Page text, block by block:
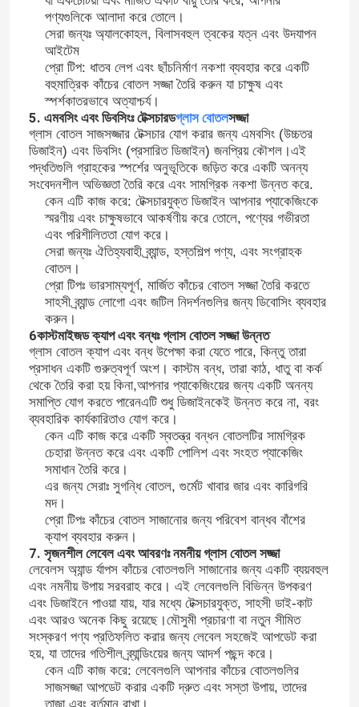
বাড়ি
পণ্য
আমাদের সম্পর্কে
কারখানা ভ্রমণ
মান নিয়ন্ত্রণ
আমাদের সাথে যোগাযোগ করুন
উদ্ধৃতির জন্য আবেদন
কাচের বোতল
গ্লাসের জার
পণ্যগুলিকে আলাদা করে তোলে।
সেরা জন্যঃ অ্যালকোহল, বিলাসবহুল ত্বকের যত্ন এবং উদযাপন
আইটেম
প্রো টিপ: ধাতব লেপ এবং ছাঁচনির্মাণ নকশা ব্যবহার করে একটি
বহুমাত্রিক কাঁচের বোতল সজ্জা তৈরি করুন যা চাক্ষুষ এবং
স্পর্শকাতরভাবে অত্যাশ্চর্য।
5. এমবসিং এবং ডিবসিংঃ টেক্সচারডগ্লাস বোতলসজ্জা
গ্লাস বোতল সাজসজ্জার টেক্সচার যোগ করার জন্য এমবসিং (উচ্চতর
ডিজাইন) এবং ডিবসিং (প্রসারিত ডিজাইন) জনপ্রিয় কৌশল।এই
পদ্ধতিগুলি গ্রাহকের স্পর্শের অনুভূতিকে জড়িত করে একটি অনন্য
সংবেদনশীল অভিজ্ঞতা তৈরি করে এবং সামগ্রিক নকশা উন্নত করে.
কেন এটি কাজ করে: টেক্সচারযুক্ত ডিজাইন আপনার প্যাকেজিংকে
স্মরণীয় এবং চাক্ষুষভাবে আকর্ষণীয় করে তোলে, পণ্যের গভীরতা
এবং পরিশীলিততা যোগ করে।
সেরা জন্যঃ ঐতিহ্যবাহী ব্র্যান্ড, হস্তশিল্প পণ্য, এবং সংগ্রাহক
বোতল।
প্রো টিপঃ ভারসাম্যপূর্ণ, মার্জিত কাঁচের বোতল সজ্জা তৈরি করতে
সাহসী ব্র্যান্ড লোগো এবং জটিল নিদর্শনগুলির জন্য ডিবোসিং ব্যবহার
করুন।
6কাস্টমাইজড ক্যাপ এবং বন্ধঃ গ্লাস বোতল সজ্জা উন্নত
গ্লাস বোতল ক্যাপ এবং বন্ধ উপেক্ষা করা যেতে পারে, কিন্তু তারা
প্রসাধন একটি গুরুত্বপূর্ণ অংশ। কাস্টম বন্ধ, তারা কাঠ, ধাতু বা কর্ক
থেকে তৈরি করা হয় কিনা,আপনার প্যাকেজিংয়ের জন্য একটি অনন্য
সমাপ্তি যোগ করতে পারেনএটি শুধু ডিজাইনকেই উন্নত করে না, বরং
ব্যবহারিক কার্যকারিতাও যোগ করে।
কেন এটি কাজ করে একটি স্বতন্ত্র বন্ধন বোতলটির সামগ্রিক
চেহারা উন্নত করে এবং একটি পোলিশ এবং সংহত প্যাকেজিং
সমাধান তৈরি করে।
এর জন্য সেরাঃ সুগন্ধি বোতল, গুর্মেট খাবার জার এবং কারিগরি
মদ।
প্রো টিপঃ কাঁচের বোতল সাজানোর জন্য পরিবেশ বান্ধব বাঁশের
ক্যাপ ব্যবহার করুন।
7. সৃজনশীল লেবেল এবং আবরণঃ নমনীয় গ্লাস বোতল সজ্জা
লেবেলস অ্যান্ড র্যাপস কাঁচের বোতলগুলি সাজানোর জন্য একটি ব্যয়বহুল
এবং নমনীয় উপায় সরবরাহ করে। এই লেবেলগুলি বিভিন্ন উপকরণ
এবং ডিজাইনে পাওয়া যায়, যার মধ্যে টেক্সচারযুক্ত, সাহসী ডাই-কাট
এবং আরও অনেক কিছু রয়েছে।মৌসুমী প্রচারণা বা নতুন সীমিত
সংস্করণ পণ্য প্রতিফলিত করার জন্য লেবেল সহজেই আপডেট করা
হয়, যা তাদের গতিশীল ব্র্যান্ডিংয়ের জন্য আদর্শ পছন্দ করে।
কেন এটি কাজ করে: লেবেলগুলি আপনার কাঁচের বোতলগুলির
সাজসজ্জা আপডেট করার একটি দ্রুত এবং সস্তা উপায়, তাদের